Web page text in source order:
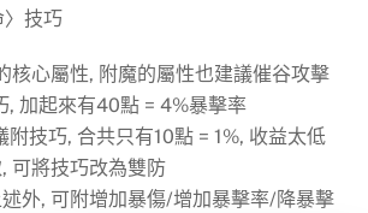
〉技巧
核心屬性, 附魔的屬性也建議催谷攻擊
, 加起來有40點 = 4%暴擊率
附技巧, 合共只有10點 = 1%, 收益太低
可將技巧改為雙防
外, 可附增加暴傷/增加暴擊率/降暴擊